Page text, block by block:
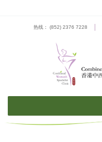
热线： (852) 2376 7228